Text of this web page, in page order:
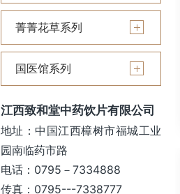
菁菁花草系列
国医馆系列
江西致和堂中药饮片有限公司
地址：中国江西樟树市福城工业
园南临药市路
电话：0795－7334888
传真：0795---7338777